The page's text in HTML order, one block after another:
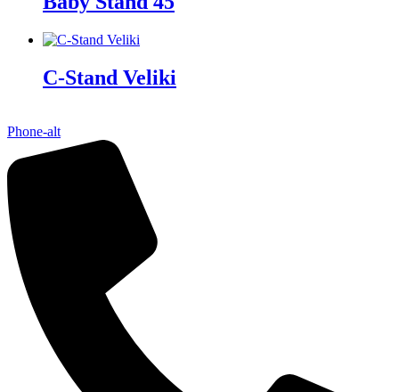
C-Stand Veliki
Phone-alt